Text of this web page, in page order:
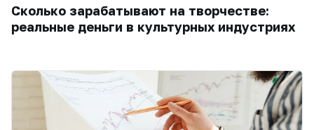
Сколько зарабатывают на творчестве:
реальные деньги в культурных индустриях